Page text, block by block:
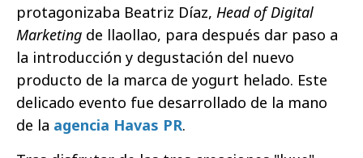
protagonizaba Beatriz Díaz, Head of Digital
Marketing de llaollao, para después dar paso a
la introducción y degustación del nuevo
producto de la marca de yogurt helado. Este
delicado evento fue desarrollado de la mano
de la agencia Havas PR.